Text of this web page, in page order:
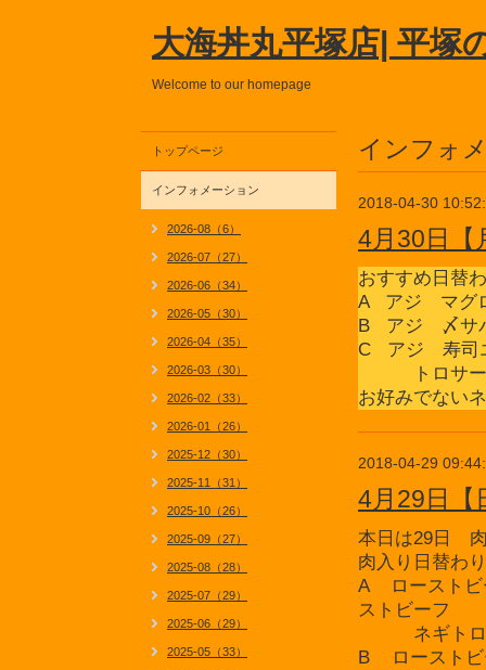
大海丼丸平塚店| 平塚
Welcome to our homepage
インフォ
2018-04-30
4月30日【
おすすめ日替
A アジ マグ
B アジ 〆サ
C アジ 寿司
トロサー
お好みでない
2018-04-29
4月29日【
本日は29日
肉入り日替わ
A ロースト
ストビーフ
ネギトロ
B ロースト
トップページ
インフォメーション
2026-08（6）
2026-07（27）
2026-06（34）
2026-05（30）
2026-04（35）
2026-03（30）
2026-02（33）
2026-01（26）
2025-12（30）
2025-11（31）
2025-10（26）
2025-09（27）
2025-08（28）
2025-07（29）
2025-06（29）
2025-05（33）